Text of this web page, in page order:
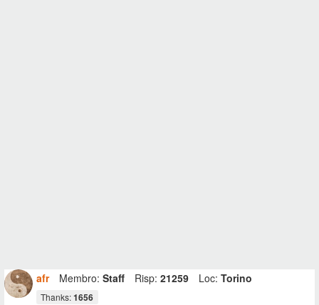
afr Membro: Staff Risp: 21259 Loc: Torino
Thanks:1656